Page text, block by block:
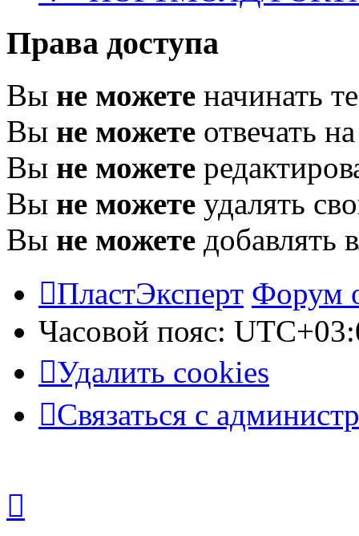
Права доступа
Вы не можете начинать
Вы не можете отвечать
Вы не можете
Вы не можете удалять
Вы не можете добавлять
ПластЭксперт Форум
Часовой пояс:
Удалить cookies
Связаться с